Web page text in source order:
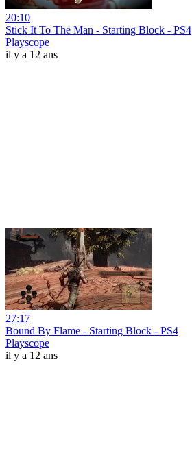
20:10
Stick It To The Man - Starting Block - PS4
Playscope
il y a 12 ans
27:17
Bound By Flame - Starting Block - PS4
Playscope
il y a 12 ans